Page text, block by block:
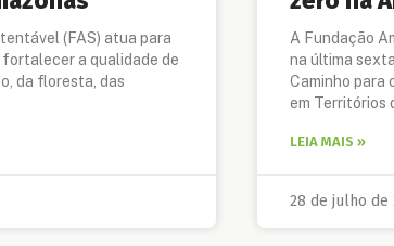
(FAS) atua para
fortalecer a qualidade de
da floresta, das
A Fundação
na última
Caminho para
em Territórios
LEIA MAIS »
28 de julho de